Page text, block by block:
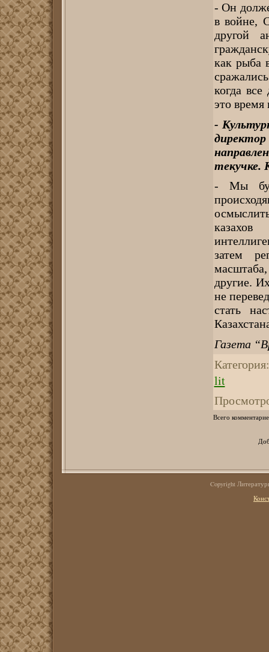
- Он
в войне,
другой
как рыба
когда
это время
-
текучке.
- Мы
затем
другие.
не
стать
Газета
Категория:
lit
Всего
Copyright